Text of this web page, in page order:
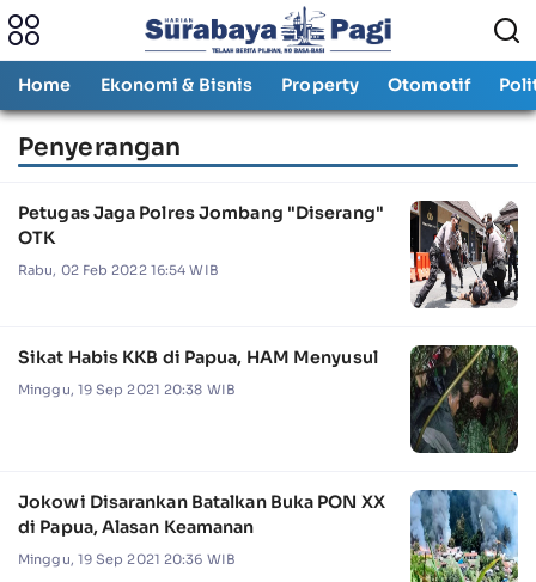
Home Ekonomi & Bisnis Property Otomotif
Penyerangan
Petugas Jaga Polres Jombang "Diserang"
OTK
Rabu, 02 Feb 2022 16:54 WIB
Sikat Habis KKB di Papua, HAM Menyusul
Minggu, 19 Sep 2021 20:38 WIB
Jokowi Disarankan Batalkan Buka PON XX
di Papua, Alasan Keamanan
Minggu, 19 Sep 2021 20:36 WIB